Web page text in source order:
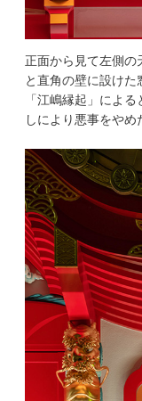
正面から見て左側の
と直角の壁に設けた
「江嶋縁起」によ
しにより悪事をやめ